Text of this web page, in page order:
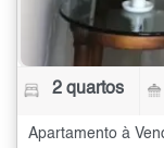
2 quartos
Apartamento à